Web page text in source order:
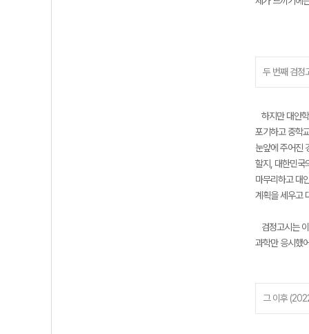
두 번째 검
하지만 대안
포기하고 중학
눈앞에 주어진
할지, 대한민국
마무리하고 대
계획을 세우고
검정고시는
과학만 응시했
그 이후